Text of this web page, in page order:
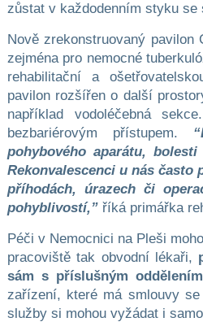
zůstat v každodenním styku
Nově zrekonstruovaný
zejména pro nemocné
rehabilitační a
pavilon rozšířen o další
například vodoléčebná
bezbariérovým přístupem.
pohybového aparátu,
Rekonvalescenci u nás
příhodách, úrazech či
pohyblivostí,” říká primářka
Péči v Nemocnici na Pleši
pracoviště tak obvodní lékaři,
sám s příslušným oddělením
zařízení, které má smlouvy
služby si mohou vyžádat i